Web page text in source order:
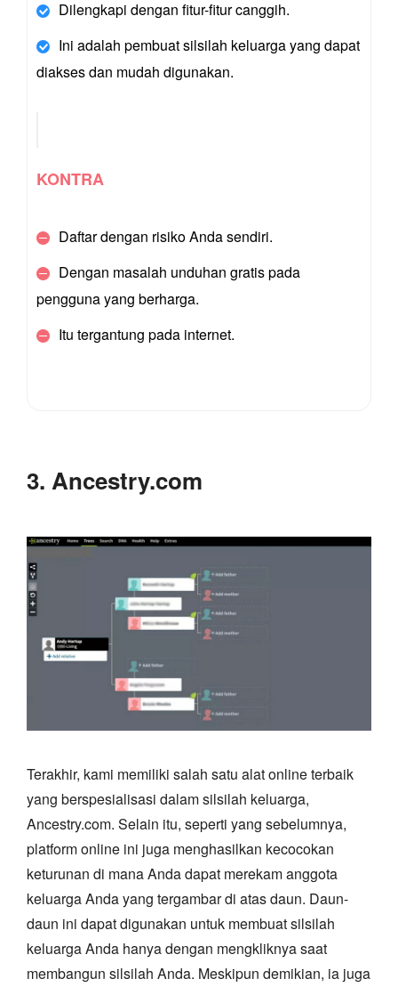
Dilengkapi dengan fitur-fitur canggih.
Ini adalah pembuat silsilah keluarga yang dapat
diakses dan mudah digunakan.
KONTRA
Daftar dengan risiko Anda sendiri.
Dengan masalah unduhan gratis pada
pengguna yang berharga.
Itu tergantung pada internet.
3. Ancestry.com
Terakhir, kami memiliki salah satu alat online terbaik
yang berspesialisasi dalam silsilah keluarga,
Ancestry.com. Selain itu, seperti yang sebelumnya,
platform online ini juga menghasilkan kecocokan
keturunan di mana Anda dapat merekam anggota
keluarga Anda yang tergambar di atas daun. Daun-
daun ini dapat digunakan untuk membuat silsilah
keluarga Anda hanya dengan mengkliknya saat
membangun silsilah Anda. Meskipun demikian, ia juga